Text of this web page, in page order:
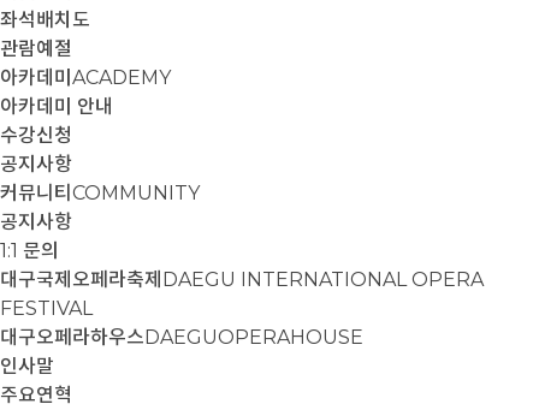
좌석배치도
관람예절
아카데미 ACADEMY
아카데미 안내
수강신청
공지사항
커뮤니티 COMMUNITY
공지사항
1:1 문의
대구국제오페라축제 DAEGU INTERNATIONAL OPERA
FESTIVAL
대구오페라하우스DAEGUOPERAHOUSE
인사말
주요연혁